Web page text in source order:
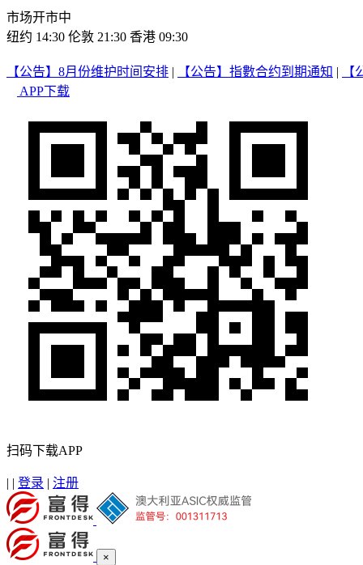
市场开市中
纽约 14:30 伦敦 21:30 香港 09:30
【公告】8月份维护时间安排 | 【公告】指數合约到期通知 |
APP下载
扫码下载APP
| | 登录 | 注册
×